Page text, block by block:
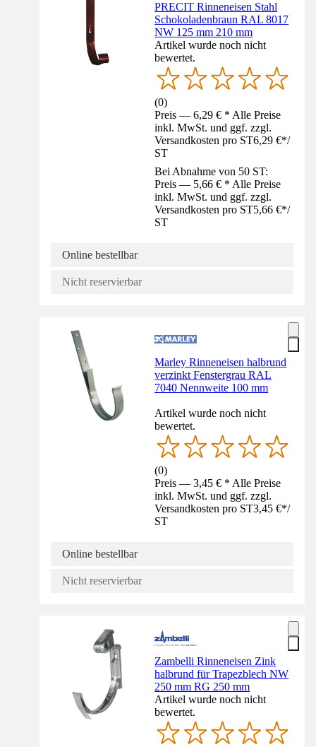
PRECIT Rinneneisen Stahl
Schokoladenbraun RAL 8017
NW 125 mm 210 mm
Artikel wurde noch nicht
bewertet.
(0)
Preis — 6,29 € * Alle Preise
inkl. MwSt. und ggf. zzgl.
Versandkosten pro ST6,29 €*/
ST
Bei Abnahme von 50 ST:
Preis — 5,66 € * Alle Preise
inkl. MwSt. und ggf. zzgl.
Versandkosten pro ST5,66 €*/
ST
Online bestellbar
Nicht reservierbar
Marley Rinneneisen halbrund
verzinkt Fenstergrau RAL
7040 Nennweite 100 mm
Artikel wurde noch nicht
bewertet.
(0)
Preis — 3,45 € * Alle Preise
inkl. MwSt. und ggf. zzgl.
Versandkosten pro ST3,45 €*/
ST
Online bestellbar
Nicht reservierbar
Zambelli Rinneneisen Zink
halbrund für Trapezblech NW
250 mm RG 250 mm
Artikel wurde noch nicht
bewertet.